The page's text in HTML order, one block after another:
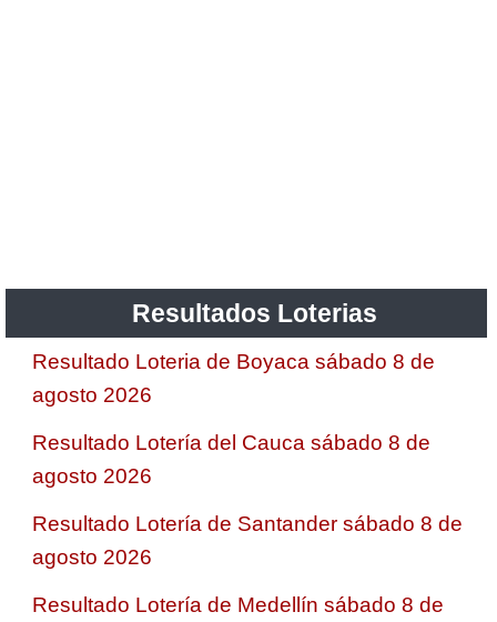
Resultados Loterias
Resultado Loteria de Boyaca sábado 8 de
agosto 2026
Resultado Lotería del Cauca sábado 8 de
agosto 2026
Resultado Lotería de Santander sábado 8 de
agosto 2026
Resultado Lotería de Medellín sábado 8 de